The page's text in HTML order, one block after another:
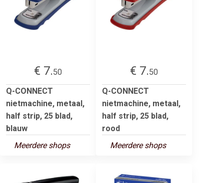
€ 7.50
Q-CONNECT
nietmachine, metaal,
half strip, 25 blad,
blauw
Meerdere shops
€ 7.50
Q-CONNECT
nietmachine, metaal,
half strip, 25 blad,
rood
Meerdere shops